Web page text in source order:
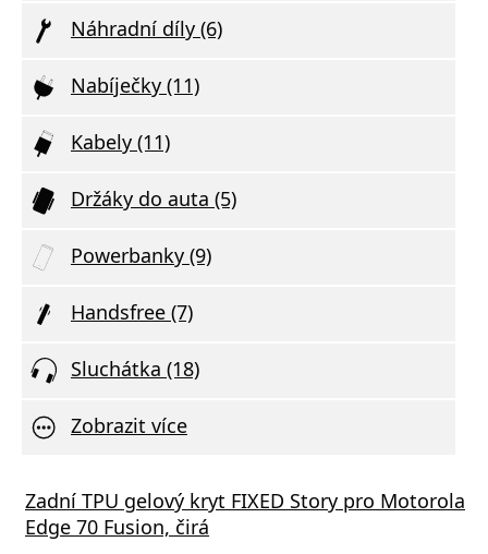
Náhradní díly (6)
Nabíječky (11)
Kabely (11)
Držáky do auta (5)
Powerbanky (9)
Handsfree (7)
Sluchátka (18)
Zobrazit více
Zadní TPU gelový kryt FIXED Story pro Motorola
Edge 70 Fusion, čirá
Galaxy Buds3 (SM-R530) Stříbrná
PartyGo1 Mini